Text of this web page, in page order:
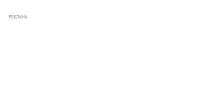
РЕКЛАМА